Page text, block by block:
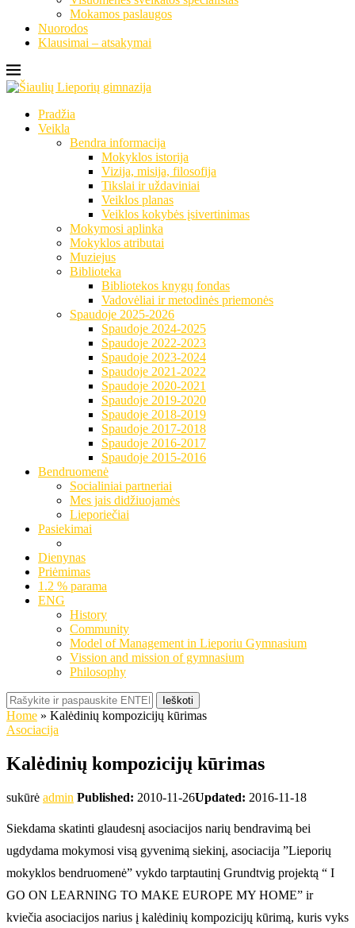
Mokamos paslaugos
Nuorodos
Klausimai – atsakymai
Pradžia
Veikla
Bendra informacija
Mokyklos istorija
Vizija, misija, filosofija
Tikslai ir uždaviniai
Veiklos planas
Veiklos kokybės įsivertinimas
Mokymosi aplinka
Mokyklos atributai
Muziejus
Biblioteka
Bibliotekos knygų fondas
Vadovėliai ir metodinės priemonės
Spaudoje 2025-2026
Spaudoje 2024-2025
Spaudoje 2022-2023
Spaudoje 2023-2024
Spaudoje 2021-2022
Spaudoje 2020-2021
Spaudoje 2019-2020
Spaudoje 2018-2019
Spaudoje 2017-2018
Spaudoje 2016-2017
Spaudoje 2015-2016
Bendruomenė
Socialiniai partneriai
Mes jais didžiuojamės
Lieporiečiai
Pasiekimai
Dienynas
Priėmimas
1.2 % parama
ENG
History
Community
Model of Management in Lieporiu Gymnasium
Vission and mission of gymnasium
Philosophy
Ieškoti
Home » Kalėdinių kompozicijų kūrimas
Asociacija
Kalėdinių kompozicijų kūrimas
sukūrė admin Published: 2010-11-26Updated: 2016-11-18
Siekdama skatinti glaudesnį asociacijos narių bendravimą bei
ugdydama mokymosi visą gyvenimą siekinį, asociacija ”Lieporių
mokyklos bendruomenė” vykdo tarptautinį Grundtvig projektą “ I
GO ON LEARNING TO MAKE EUROPE MY HOME” ir
kviečia asociacijos narius į kalėdinių kompozicijų kūrimą, kuris vyks